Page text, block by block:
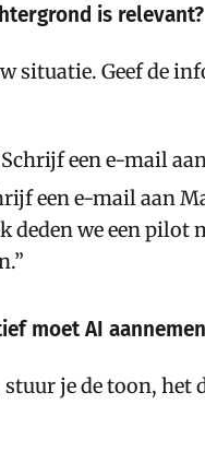
is relevant?
situatie. Geef de
een e-mail
een e-mail aan
deden we een pilot
moet AI
je de toon, het